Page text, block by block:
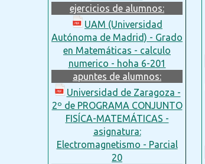
ejercicios de alumnos:
UAM (Universidad
Autónoma de Madrid) - Grado
en Matemáticas - calculo
numerico - hoha 6-201
apuntes de alumnos:
Universidad de Zaragoza -
2º de PROGRAMA CONJUNTO
FISÍCA-MATEMÁTICAS -
asignatura:
Electromagnetismo - Parcial
20